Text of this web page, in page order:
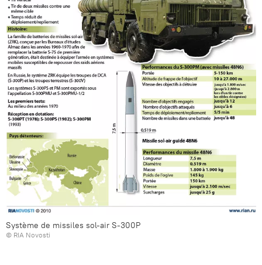
Système de missiles sol-air S-300P
© RIA Novosti